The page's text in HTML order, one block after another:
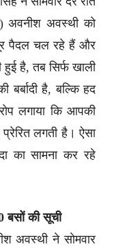
अवनीश अवस्थी को
पैदल चल रहे हैं और
है, तब सिर्फ खाली
है, बल्कि हद
लगाया कि आपकी
लगती है। ऐसा
का सामना कर रहे
बसों की सूची
अवस्थी ने सोमवार